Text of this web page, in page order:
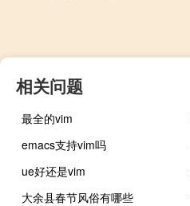
相关问题
最全的vim
emacs支持vim吗
ue好还是vim
大余县春节风俗有哪些